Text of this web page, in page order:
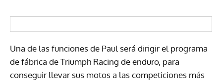
Una de las funciones de Paul será dirigir el programa
de fábrica de Triumph Racing de enduro, para
conseguir llevar sus motos a las competiciones más